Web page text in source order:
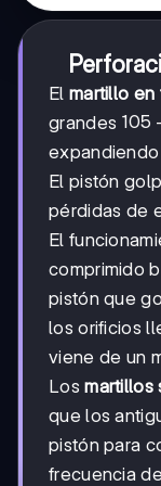
El martillo en
grandes 105
-
200
mm
105
El pistón
pérdidas de
El
comprimido
pistón que
los orificios
viene de un
Losmartillos
que los
pistón para
frecuencia